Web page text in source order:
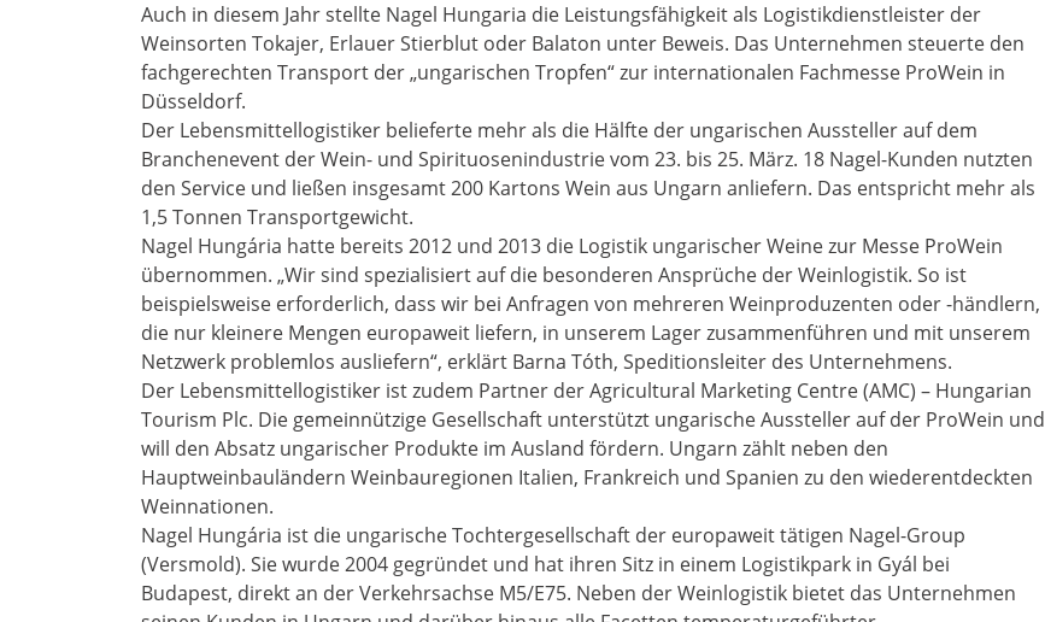
Auch in diesem Jahr stellte Nagel Hungaria die Leistungsfähigkeit als Logistikdienstleister der
Weinsorten Tokajer, Erlauer Stierblut oder Balaton unter Beweis. Das Unternehmen steuerte den
fachgerechten Transport der „ungarischen Tropfen“ zur internationalen Fachmesse ProWein in
Düsseldorf.
Der Lebensmittellogistiker belieferte mehr als die Hälfte der ungarischen Aussteller auf dem
Branchenevent der Wein- und Spirituosenindustrie vom 23. bis 25. März. 18 Nagel-Kunden nutzten
den Service und ließen insgesamt 200 Kartons Wein aus Ungarn anliefern. Das entspricht mehr als
1,5 Tonnen Transportgewicht.
Nagel Hungária hatte bereits 2012 und 2013 die Logistik ungarischer Weine zur Messe ProWein
übernommen. „Wir sind spezialisiert auf die besonderen Ansprüche der Weinlogistik. So ist
beispielsweise erforderlich, dass wir bei Anfragen von mehreren Weinproduzenten oder -händlern,
die nur kleinere Mengen europaweit liefern, in unserem Lager zusammenführen und mit unserem
Netzwerk problemlos ausliefern“, erklärt Barna Tóth, Speditionsleiter des Unternehmens.
Der Lebensmittellogistiker ist zudem Partner der Agricultural Marketing Centre (AMC) – Hungarian
Tourism Plc. Die gemeinnützige Gesellschaft unterstützt ungarische Aussteller auf der ProWein und
will den Absatz ungarischer Produkte im Ausland fördern. Ungarn zählt neben den
Hauptweinbauländern Weinbauregionen Italien, Frankreich und Spanien zu den wiederentdeckten
Weinnationen.
Nagel Hungária ist die ungarische Tochtergesellschaft der europaweit tätigen Nagel-Group
(Versmold). Sie wurde 2004 gegründet und hat ihren Sitz in einem Logistikpark in Gyál bei
Budapest, direkt an der Verkehrsachse M5/E75. Neben der Weinlogistik bietet das Unternehmen